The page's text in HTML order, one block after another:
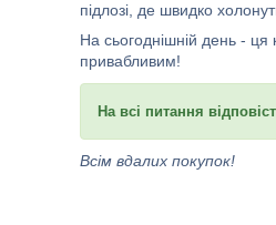
підлозі, де швидко
На сьогоднішній день - ця
привабливим!
На всі питання
Всім вдалих покупок!